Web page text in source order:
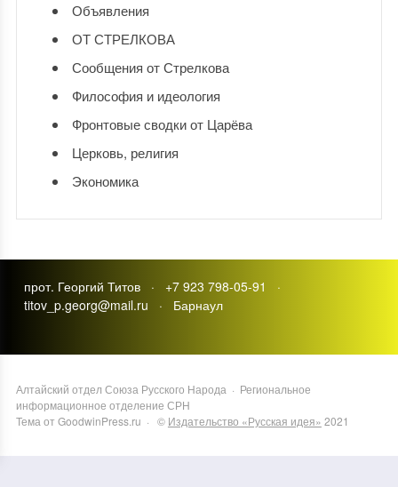
Объявления
ОТ СТРЕЛКОВА
Сообщения от Стрелкова
Философия и идеология
Фронтовые сводки от Царёва
Церковь, религия
Экономика
прот. Георгий Титов · +7 923 798-05-91 ·
titov_p.georg@mail.ru · Барнаул
Алтайский отдел Союза Русского Народа · Региональное
информационное отделение СРН
Тема от GoodwinPress.ru · © Издательство «Русская идея» 2021